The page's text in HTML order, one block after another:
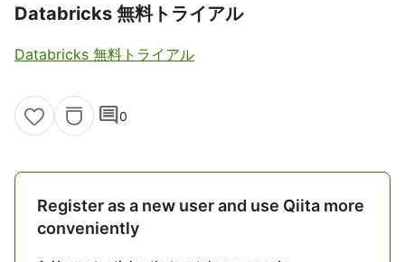
Databricks 無料トライアル
Databricks 無料トライアル
comment0
Register as a new user and use Qiita more
conveniently